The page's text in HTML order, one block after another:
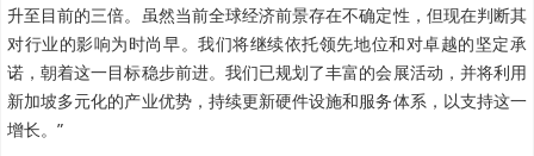
升至目前的三倍。虽然当前全球经济前景存在不确定性，但现在判断其
对行业的影响为时尚早。我们将继续依托领先地位和对卓越的坚定承
诺，朝着这一目标稳步前进。我们已规划了丰富的会展活动，并将利用
新加坡多元化的产业优势，持续更新硬件设施和服务体系，以支持这一
增长。”